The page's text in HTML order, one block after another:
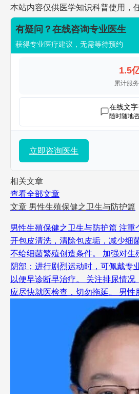
本站内容仅供医学知识科普使用，
有疑问？在线咨询专业医生
获得专业医疗建议，无需等待预约
1.5
累计服
在线文
随时随地
立即咨询医生
相关文章
查看全部文章
文章 男性生殖保健之卫生与防护篇
男性生殖保健之卫生与防护篇 注
开包皮清洗，清除包皮垢，减少细
不给细菌繁殖创造条件。 加强对
阴部；进行剧烈运动时，可佩戴专
以便早诊断早治疗。 关注排尿情
应尽快就医检查，切勿拖延。 男性